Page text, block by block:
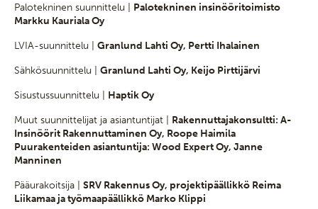
Palotekninen suunnittelu | Palotekninen insinööritoimisto
Markku Kauriala Oy
LVIA-suunnittelu | Granlund Lahti Oy, Pertti Ihalainen
Sähkösuunnittelu | Granlund Lahti Oy, Keijo Pirttijärvi
Sisustussuunnittelu | Haptik Oy
Muut suunnittelijat ja asiantuntijat | Rakennuttajakonsultti: A-
Insinöörit Rakennuttaminen Oy, Roope Haimila
Puurakenteiden asiantuntija: Wood Expert Oy, Janne
Manninen
Pääurakoitsija | SRV Rakennus Oy, projektipäällikkö Reima
Liikamaa ja työmaapäällikkö Marko Klippi